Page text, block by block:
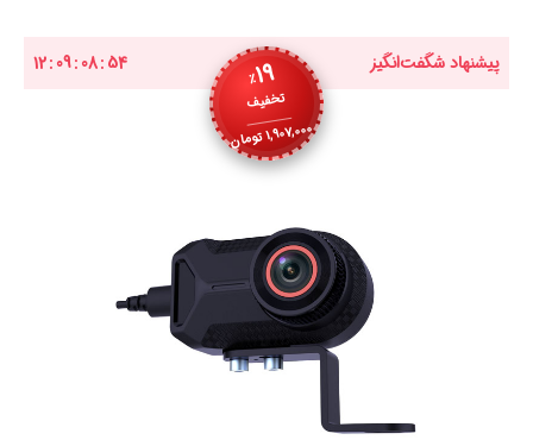
پیشنهاد شگفت‌انگیز 12:09:08:54
٪19
تخفیف
1,907,000تومان